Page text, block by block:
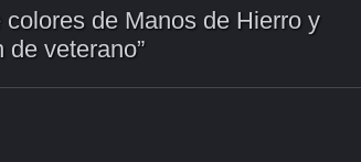
de Manos de Hierro y
de veterano”